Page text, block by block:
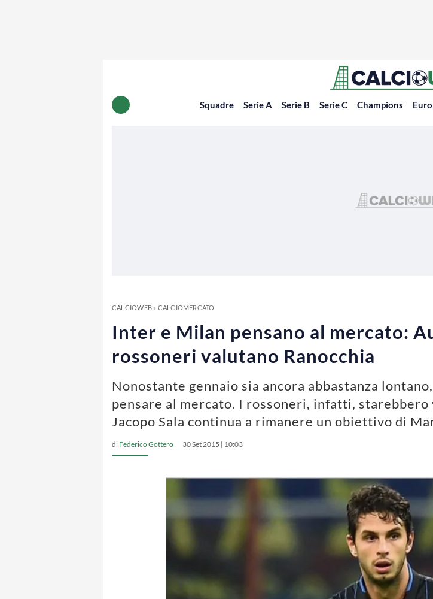
Squadre Serie A Serie B Serie C Champions
CALCIOWEB» CALCIOMERCATO
Inter e Milan pensano al mercato:
rossoneri valutano Ranocchia
Nonostante gennaio sia ancora abbastanza
pensare al mercato. I rossoneri, infatti,
Jacopo Sala continua a rimanere un obiettivo di
di Federico Gottero 30 Set 2015 | 10:03